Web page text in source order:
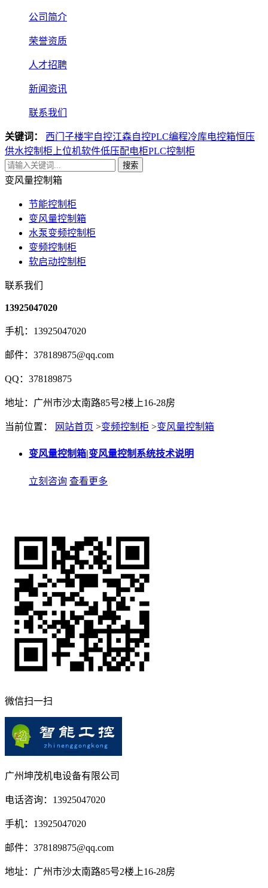
公司简介
荣誉资质
人才招聘
新闻资讯
联系我们
关键词： 西门子楼宇自控江森自控PLC编程冷库电控箱恒压
供水控制柜 上位机软件低压配电柜PLC控制柜
搜索
变风量控制箱
节能控制柜
变风量控制箱
水泵变频控制柜
变频控制柜
软启动控制柜
联系我们
13925047020
手机：13925047020
邮件：378189875@qq.com
QQ：378189875
地址：广州市沙太南路85号2楼上16-28房
当前位置： 网站首页 >变频控制柜 >变风量控制箱
变风量控制箱|变风量控制系统技术说明
立刻咨询 查看更多
微信扫一扫
广州坤茂机电设备有限公司
电话咨询：13925047020
手机：13925047020
邮件：378189875@qq.com
地址：广州市沙太南路85号2楼上16-28房